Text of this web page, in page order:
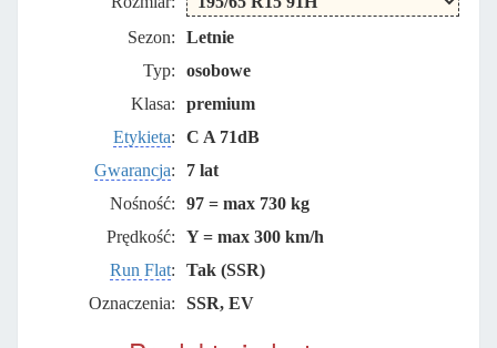
Sezon:
Letnie
Typ:
osobowe
Klasa:
premium
Etykieta:
C A 71dB
Gwarancja:
7 lat
Nośność:
97 = max 730 kg
Prędkość:
Y = max 300 km/h
Run Flat:
Tak (SSR)
Oznaczenia:
SSR, EV